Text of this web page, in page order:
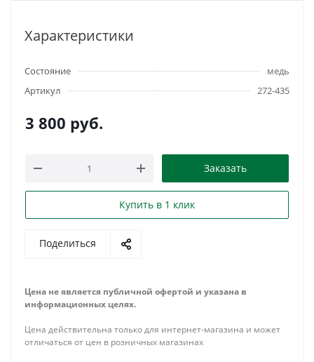
Характеристики
Состояние
медь
Артикул
272-435
3 800 руб.
Заказать
Купить в 1 клик
Поделиться
Цена не является публичной офертой и указана в
информационных целях.
Цена действительна только для интернет-магазина и может
отличаться от цен в розничных магазинах